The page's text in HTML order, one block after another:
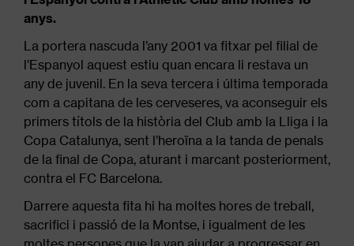
anys.
La portera nascuda l’any 2001 va fitxar pel filial de
l’Espanyol aquest estiu quan encara li restava un
any de juvenil. En la seva tercera i última temporada
com a capitana de les cerveseres, va aconseguir els
primers títols de la història del Club amb la Lliga i la
Copa Catalunya, sent l’heroïna a la tanda de penals
de la final de Copa, aturant i marcant posteriorment,
contra el FC Barcelona.
Darrere aquesta fita hi ha moltes hores de treball,
sacrifici i passió de la Montse, i igualment de les